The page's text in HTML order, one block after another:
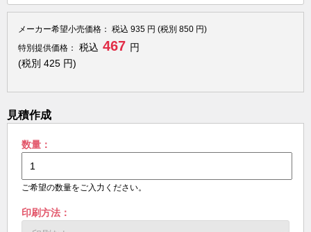
メーカー希望小売価格： 税込 935 円 (税別 850 円)
特別提供価格：
税込 467 円
(税別 425 円)
見積作成
数量：
ご希望の数量をご入力ください。
印刷方法：